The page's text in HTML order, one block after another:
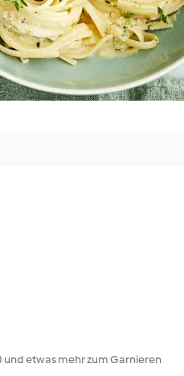
und etwas mehr zum Garnieren